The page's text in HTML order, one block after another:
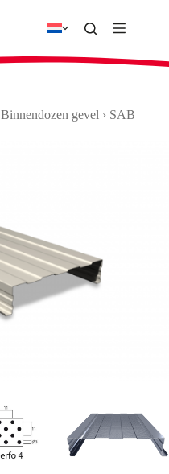
Binnendozen gevel › SAB